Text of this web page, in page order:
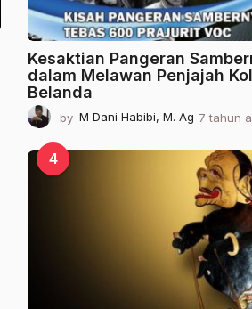
Kesaktian Pangeran
dalam Melawan Penjajah
Belanda
by M Dani Habibi, M. Ag 7 tahun
4